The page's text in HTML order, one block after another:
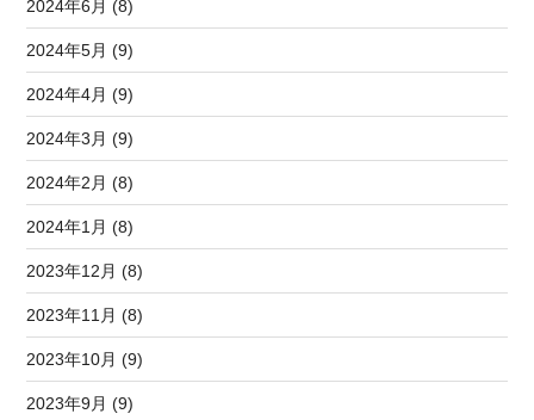
2024年6月 (8)
2024年5月 (9)
2024年4月 (9)
2024年3月 (9)
2024年2月 (8)
2024年1月 (8)
2023年12月 (8)
2023年11月 (8)
2023年10月 (9)
2023年9月 (9)